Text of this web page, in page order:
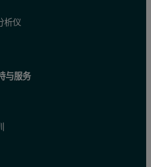
析仪
与服务